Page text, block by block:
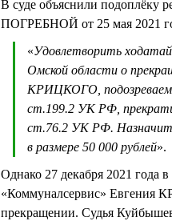
В суде объяснили подоплёку
ПОГРЕБНОЙ от 25 мая 2021
«Удовлетворить
Омской области о
КРИЦКОГО,
ст.199.2 УК РФ,
ст.76.2 УК РФ. Назначить
в размере 50 000 рублей».
Однако 27 декабря 2021 года
«Коммуналсервис» Евгения
прекращении. Судья